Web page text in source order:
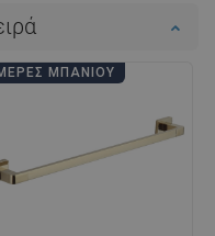
ΜΠΆΝΙΟΥ